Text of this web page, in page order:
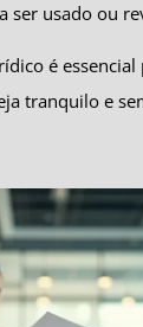
ser usado ou
é
tranquilo e